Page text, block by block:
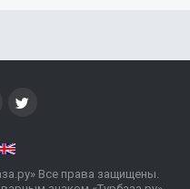
Все права защищены.